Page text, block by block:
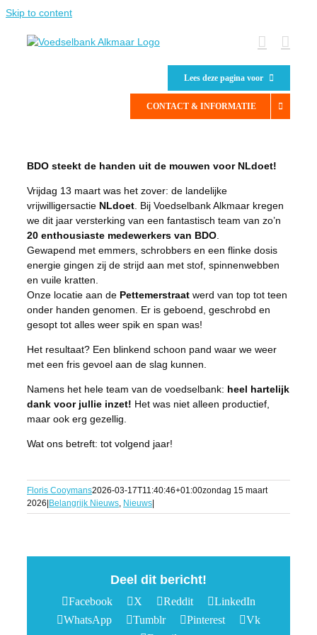
Skip to content
Lees deze pagina voor
CONTACT & INFORMATIE
BDO steekt de handen uit de mouwen voor NLdoet!
Vrijdag 13 maart was het zover: de landelijke
vrijwilligersactie NLdoet. Bij Voedselbank Alkmaar kregen
we dit jaar versterking van een fantastisch team van zo’n
20 enthousiaste medewerkers van BDO.
Gewapend met emmers, schrobbers en een flinke dosis
energie gingen zij de strijd aan met stof, spinnenwebben
en vuile kratten.
Onze locatie aan de Pettemerstraatwerd van top tot teen
onder handen genomen. Er is geboend, geschrobd en
gesopt tot alles weer spik en span was!
Het resultaat? Een blinkend schoon pand waar we weer
met een fris gevoel aan de slag kunnen.
Namens het hele team van de voedselbank: heel hartelijk
dank voor jullie inzet! Het was niet alleen productief,
maar ook erg gezellig.
Wat ons betreft: tot volgend jaar!
Floris Cooymans2026-03-17T11:40:46+01:00zondag 15 maart
2026 Belangrijk Nieuws, Nieuws
Deel dit bericht!
Facebook X Reddit
LinkedIn
WhatsApp
Tumblr Pinterest
Vk